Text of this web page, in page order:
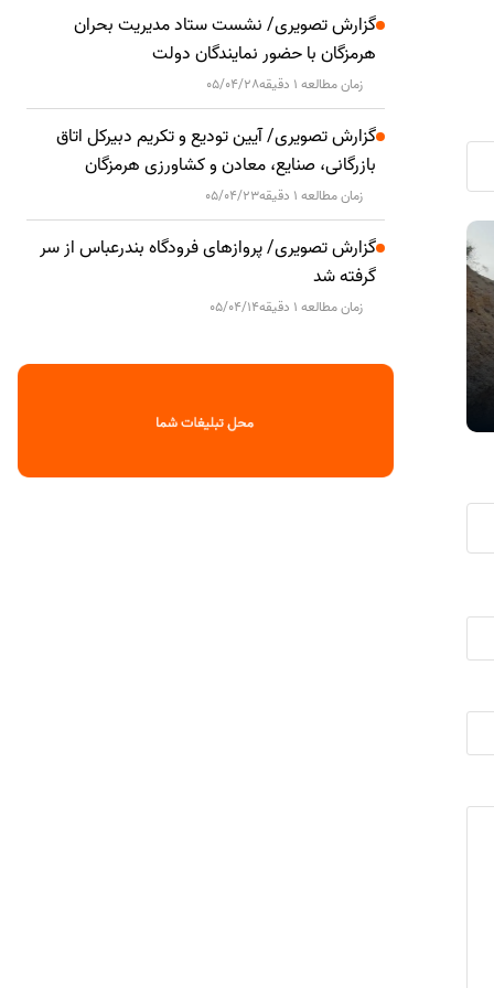
حوادثدود
حوادث۵۱.۸ میلیارد تومان خسارت بلاعوض به
حساب سرپرستان خانوارهای سیل‌زده
هرمزگان واریز شد
گزارش تصویری/ نشست ستاد مدیریت بحران
هرمزگان با حضور نمایندگان دولت
زمان مطالعه 1 دقیقه 05/04/28
گزارش تصویری/ آیین تودیع و تکریم دبیرکل اتاق
بازرگانی، صنایع، معادن و کشاورزی هرمزگان
زمان مطالعه 1 دقیقه 05/04/23
گزارش تصویری/ پروازهای فرودگاه بندرعباس از سر
گرفته شد
زمان مطالعه 1 دقیقه 05/04/14